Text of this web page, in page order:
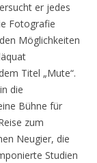
er jedes
Fotografie
Möglichkeiten
Titel „Mute“.
die
Bühne für
zum
Neugier, die
Studien